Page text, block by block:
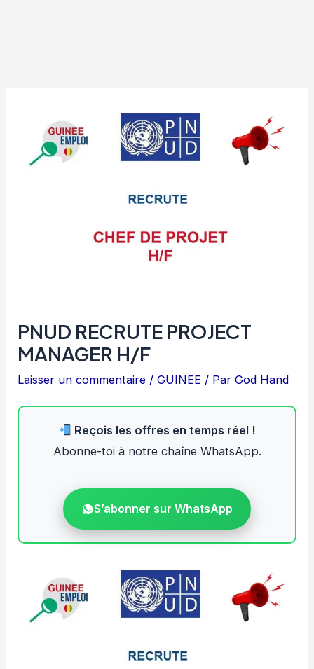
PNUD RECRUTE PROJECT
MANAGER H/F
Laisser un commentaire /GUINEE / ParGod Hand
Reçois les offres en temps réel !
Abonne-toi à notre chaîne WhatsApp.
S’abonner sur WhatsApp